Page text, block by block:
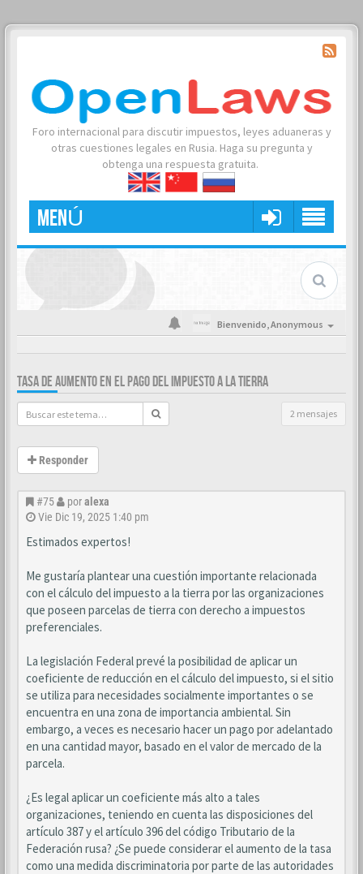
Foro internacional para discutir impuestos, leyes aduaneras y
otras cuestiones legales en Rusia. Haga su pregunta y
obtenga una respuesta gratuita.
MENÚ
Bienvenido,Anonymous
TASA DE AUMENTO EN EL PAGO DEL IMPUESTO A LA TIERRA
2 mensajes
Responder
#75 poralexa
Vie Dic 19, 2025 1:40 pm
Estimados expertos!
Me gustaría plantear una cuestión importante relacionada
con el cálculo del impuesto a la tierra por las organizaciones
que poseen parcelas de tierra con derecho a impuestos
preferenciales.
La legislación Federal prevé la posibilidad de aplicar un
coeficiente de reducción en el cálculo del impuesto, si el sitio
se utiliza para necesidades socialmente importantes o se
encuentra en una zona de importancia ambiental. Sin
embargo, a veces es necesario hacer un pago por adelantado
en una cantidad mayor, basado en el valor de mercado de la
parcela.
¿Es legal aplicar un coeficiente más alto a tales
organizaciones, teniendo en cuenta las disposiciones del
artículo 387 y el artículo 396 del código Tributario de la
Federación rusa? ¿Se puede considerar el aumento de la tasa
como una medida discriminatoria por parte de las autoridades